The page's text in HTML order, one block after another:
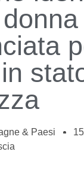
& Paesi